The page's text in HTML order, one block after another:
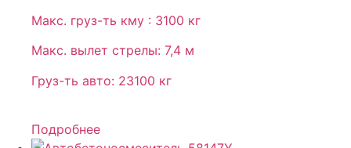
Макс. груз-ть кму : 3100 кг
Макс. вылет стрелы: 7,4 м
Груз-ть авто: 23100 кг
Подробнее